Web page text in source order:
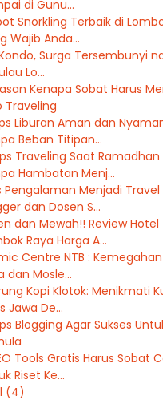
di Gunu...
Snorkling Terbaik di
Wajib Anda...
Surga Tersembunyi
Lo...
Kenapa Sobat Harus
Traveling
Liburan Aman dan
Beban Titipan...
Traveling Saat Ramadhan
Hambatan Menj...
Pengalaman Menjadi Travel
dan Dosen S...
dan Mewah!! Review Hotel
Raya Harga A...
Centre NTB :
dan Mosle...
Kopi Klotok: Menikmati
Jawa De...
Blogging Agar Sukses
Tools Gratis Harus Sobat
Riset Ke...
(4)